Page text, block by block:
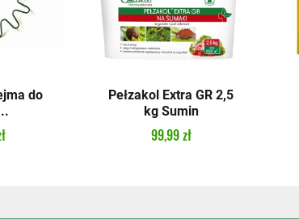
do
Pełzakol Extra GR 2,5
kg Sumin
99,99 zł